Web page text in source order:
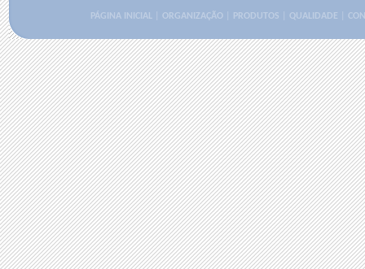
PÁGINA INICIAL| ORGANIZAÇÃO| PRODUTOS QUALIDADE